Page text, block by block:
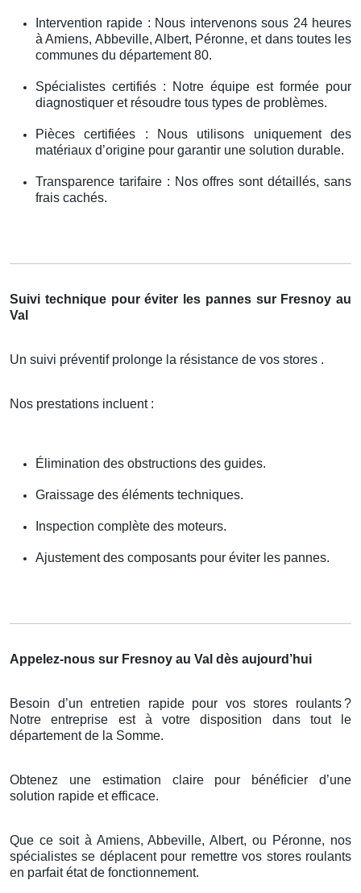
Intervention rapide : Nous intervenons sous 24 heures
à Amiens, Abbeville, Albert, Péronne, et dans toutes les
communes du département 80.
Spécialistes certifiés : Notre équipe est formée pour
diagnostiquer et résoudre tous types de problèmes.
Pièces certifiées : Nous utilisons uniquement des
matériaux d’origine pour garantir une solution durable.
Transparence tarifaire : Nos offres sont détaillés, sans
frais cachés.
Suivi technique pour éviter les pannes sur Fresnoy au
Val
Un suivi préventif prolonge la résistance de vos stores .
Nos prestations incluent :
Élimination des obstructions des guides.
Graissage des éléments techniques.
Inspection complète des moteurs.
Ajustement des composants pour éviter les pannes.
Appelez-nous sur Fresnoy au Val dès aujourd’hui
Besoin d’un entretien rapide pour vos stores roulants?
Notre entreprise est à votre disposition dans tout le
département de la Somme.
Obtenez une estimation claire pour bénéficier d’une
solution rapide et efficace.
Que ce soit à Amiens, Abbeville, Albert, ou Péronne, nos
spécialistes se déplacent pour remettre vos stores roulants
en parfait état de fonctionnement.